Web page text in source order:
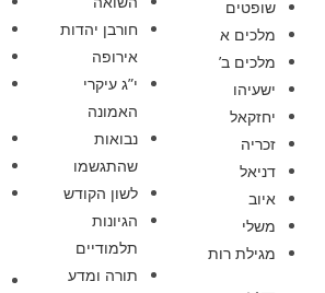
שופטים
מלכים א
מלכים ב’
ישעיהו
יחזקאל
זכריה
דניאל
איוב
משלי
מגילת רות
חורבן יהדות
אירופה
י”ג עיקרי
האמונה
נבואות
שהתגשמו
לשון הקודש
הגיונות
תלמודיים
תורה ומדע